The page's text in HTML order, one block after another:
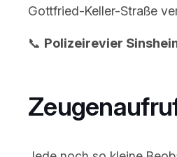
Gottfried-Keller-Straße
📞 Polizeirevier